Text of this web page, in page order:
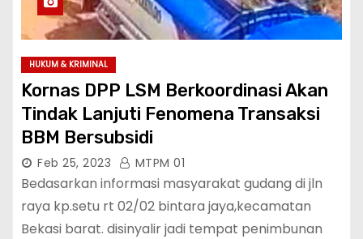
HUKUM & KRIMINAL
Kornas DPP LSM Berkoordinasi Akan
Tindak Lanjuti Fenomena Transaksi
BBM Bersubsidi
Feb 25, 2023 MTPM 01
Bedasarkan informasi masyarakat gudang di jln
raya kp.setu rt 02/02 bintara jaya,kecamatan
Bekasi barat. disinyalir jadi tempat penimbunan